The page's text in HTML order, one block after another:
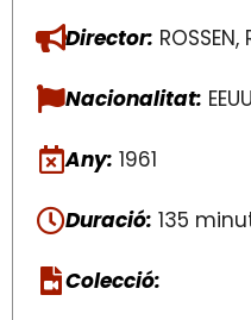
Director: ROSSEN,
Nacionalitat: EEUU
Any: 1961
Duració: 135
Colecció: